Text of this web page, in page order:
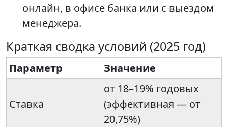
онлайн, в офисе банка или с выездом
менеджера.
Краткая сводка условий (2025 год)
Параметр Значение
Ставка
от 18–19% годовых
(эффективная — от
20,75%)